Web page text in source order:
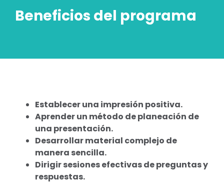
Beneficios del programa
Establecer una impresión positiva.
Aprender un método de planeación de
una presentación.
Desarrollar material complejo de
manera sencilla.
Dirigir sesiones efectivas de preguntas y
respuestas.